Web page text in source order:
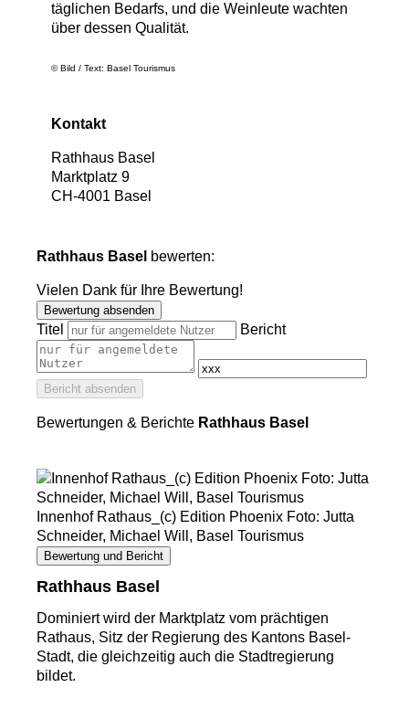
täglichen Bedarfs, und die Weinleute wachten
über dessen Qualität.
© Bild / Text: Basel Tourismus
Kontakt
Rathhaus Basel
Marktplatz 9
CH-4001 Basel
Rathhaus Basel bewerten:
Vielen Dank für Ihre Bewertung!
Bewertung absenden
Titel Bericht
Bericht absenden
Bewertungen & Berichte Rathhaus Basel
Innenhof Rathaus_(c) Edition Phoenix Foto: Jutta
Schneider, Michael Will, Basel Tourismus
Bewertung und Bericht
Rathhaus Basel
Dominiert wird der Marktplatz vom prächtigen
Rathaus, Sitz der Regierung des Kantons Basel-
Stadt, die gleichzeitig auch die Stadtregierung
bildet.